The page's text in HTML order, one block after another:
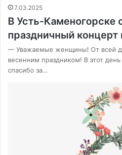
7.03.2025
В Усть-Каменогорске
праздничный концерт
— Уважаемые женщины! От всей
весенним праздником! В этот день
спасибо за…